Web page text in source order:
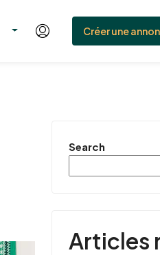
Créer une
Search
Articles